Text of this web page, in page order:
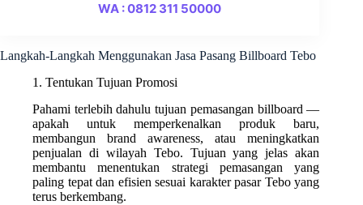
WA : 0812 311 50000
Langkah-Langkah Menggunakan Jasa Pasang Billboard Tebo
1. Tentukan Tujuan Promosi
Pahami terlebih dahulu tujuan pemasangan billboard —
apakah untuk memperkenalkan produk baru,
membangun brand awareness, atau meningkatkan
penjualan di wilayah Tebo. Tujuan yang jelas akan
membantu menentukan strategi pemasangan yang
paling tepat dan efisien sesuai karakter pasar Tebo yang
terus berkembang.